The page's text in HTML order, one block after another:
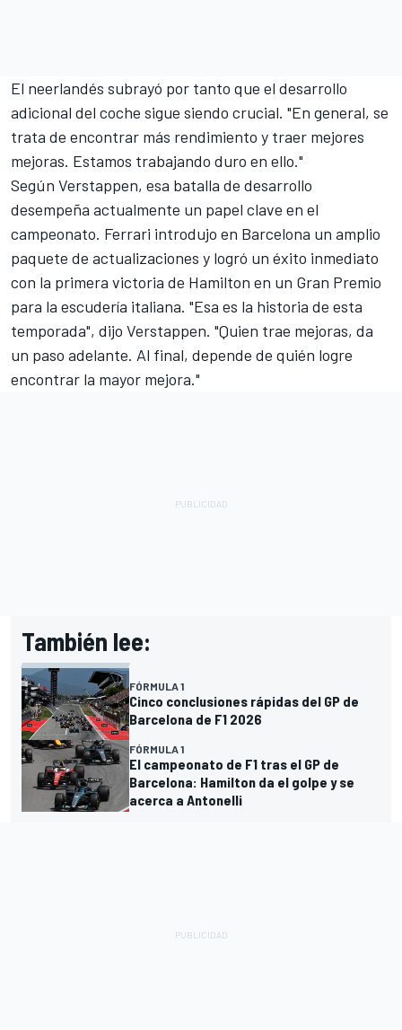
El neerlandés subrayó por tanto que el desarrollo
adicional del coche sigue siendo crucial. "En general, se
trata de encontrar más rendimiento y traer mejores
mejoras. Estamos trabajando duro en ello."
Según Verstappen, esa batalla de desarrollo
desempeña actualmente un papel clave en el
campeonato. Ferrari introdujo en Barcelona un amplio
paquete de actualizaciones y logró un éxito inmediato
con la primera victoria de Hamilton en un Gran Premio
para la escudería italiana. "Esa es la historia de esta
temporada", dijo Verstappen. "Quien trae mejoras, da
un paso adelante. Al final, depende de quién logre
encontrar la mayor mejora."
También lee:
FÓRMULA 1
Cinco conclusiones rápidas del GP de
Barcelona de F1 2026
FÓRMULA 1
El campeonato de F1 tras el GP de
Barcelona: Hamilton da el golpe y se
acerca a Antonelli